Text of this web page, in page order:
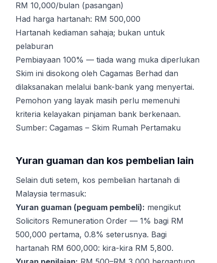
RM 10,000/bulan (pasangan)
Had harga hartanah: RM 500,000
Hartanah kediaman sahaja; bukan untuk
pelaburan
Pembiayaan 100% — tiada wang muka diperlukan
Skim ini disokong oleh Cagamas Berhad dan
dilaksanakan melalui bank-bank yang menyertai.
Pemohon yang layak masih perlu memenuhi
kriteria kelayakan pinjaman bank berkenaan.
Sumber: Cagamas – Skim Rumah Pertamaku
Yuran guaman dan kos pembelian lain
Selain duti setem, kos pembelian hartanah di
Malaysia termasuk:
Yuran guaman (peguam pembeli): mengikut
Solicitors Remuneration Order — 1% bagi RM
500,000 pertama, 0.8% seterusnya. Bagi
hartanah RM 600,000: kira-kira RM 5,800.